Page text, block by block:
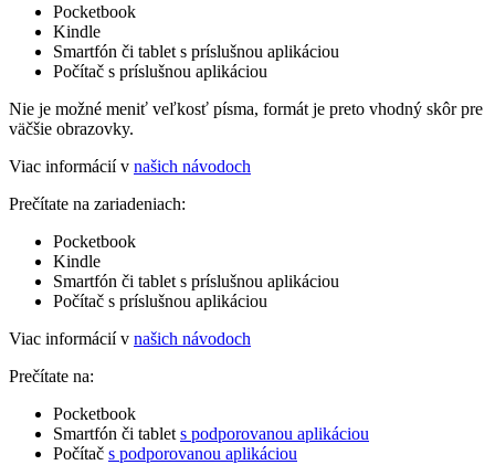
Pocketbook
Kindle
Smartfón či tablet s príslušnou aplikáciou
Počítač s príslušnou aplikáciou
Nie je možné meniť veľkosť písma, formát je preto vhodný skôr pre
väčšie obrazovky.
Viac informácií v našich návodoch
Prečítate na zariadeniach:
Pocketbook
Kindle
Smartfón či tablet s príslušnou aplikáciou
Počítač s príslušnou aplikáciou
Viac informácií v našich návodoch
Prečítate na:
Pocketbook
Smartfón či tablet s podporovanou aplikáciou
Počítač s podporovanou aplikáciou